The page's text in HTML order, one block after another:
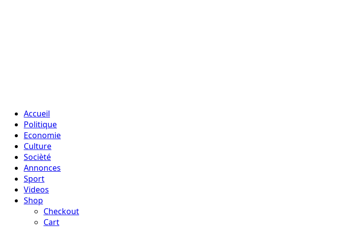
Accueil
Politique
Economie
Culture
Socièté
Annonces
Sport
Videos
Shop
Checkout
Cart